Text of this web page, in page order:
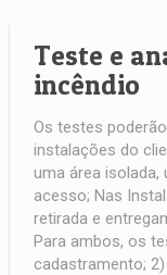
Teste e
incêndio
Os testes
instalações do
uma área isolada,
acesso; Nas
retirada e
Para ambos, os
cadastramento;